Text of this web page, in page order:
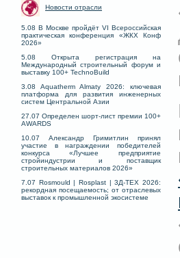
Новости отрасли
5.08 В Москве пройдёт VI Всероссийская
практическая конференция «ЖКХ Конф
2026»
5.08 Открыта регистрация на
Международный строительный форум и
выставку 100+ TechnoBuild
3.08 Aquatherm Almaty 2026: ключевая
платформа для развития инженерных
систем Центральной Азии
27.07 Определен шорт-лист премии 100+
AWARDS
10.07 Александр Гримитлин принял
участие в награждении победителей
конкурса «Лучшее предприятие
стройиндустрии и поставщик
строительных материалов 2026»
7.07 Rosmould | Rosplast | 3Д-ТЕХ 2026:
рекордная посещаемость; от отраслевых
выставок к промышленной экосистеме